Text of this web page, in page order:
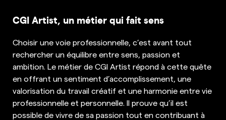
CGI Artist, un métier qui fait sens
Choisir une voie professionnelle, c’est avant tout
rechercher un équilibre entre sens, passion et
ambition. Le métier de CGI Artist répond à cette quête
en offrant un sentiment d’accomplissement, une
valorisation du travail créatif et une harmonie entre vie
professionnelle et personnelle. Il prouve qu’il est
possible de vivre de sa passion tout en contribuant à